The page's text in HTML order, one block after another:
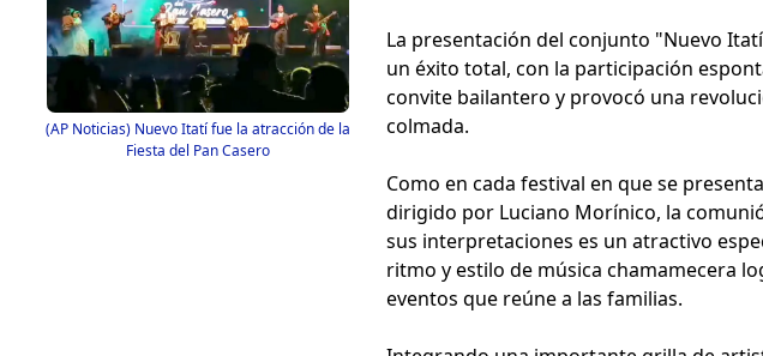
(AP Noticias) Nuevo Itatí fue la atracción de la
Fiesta del Pan Casero
La presentación del conjunto "Nuevo
un éxito total, con la participación
convite bailantero y provocó una
colmada.
Como en cada festival en que se
dirigido por Luciano Morínico, la
sus interpretaciones es un atractivo
ritmo y estilo de música chamamecera
eventos que reúne a las familias.